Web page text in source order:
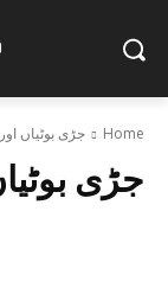
Home جڑی بوٹیاں
جڑی